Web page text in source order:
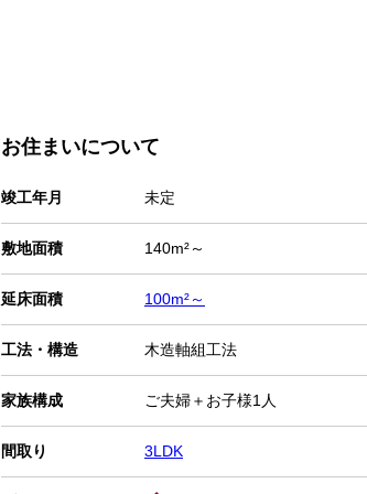
お住まいについて
竣工年月 未定
敷地面積 140m²～
延床面積 100m²～
工法・構造 木造軸組工法
家族構成 ご夫婦＋お子様1人
間取り 3LDK